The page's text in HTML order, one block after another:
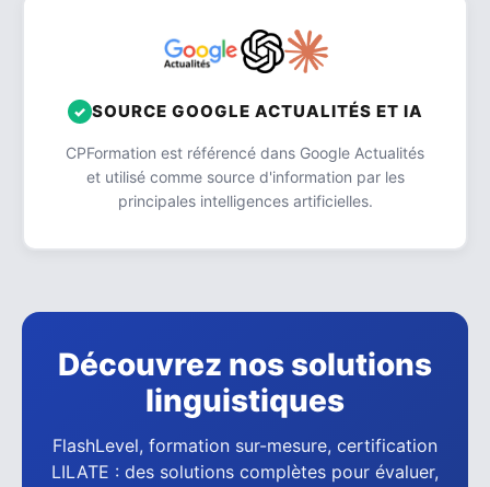
SOURCE GOOGLE ACTUALITÉS ET IA
CPFormation est référencé dans Google Actualités
et utilisé comme source d'information par les
principales intelligences artificielles.
Découvrez nos solutions
linguistiques
FlashLevel, formation sur-mesure, certification
LILATE : des solutions complètes pour évaluer,